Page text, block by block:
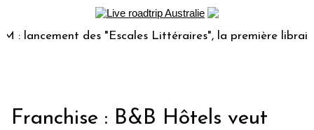
des "Escales Littéraires", la première librairie
Franchise : B&B Hôtels veut